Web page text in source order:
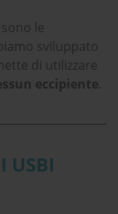
le
sviluppato
di utilizzare
eccipiente.
USBI